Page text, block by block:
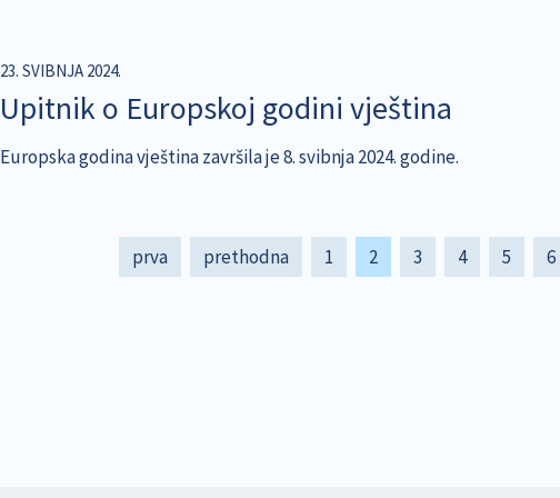
23. SVIBNJA 2024.
Upitnik o Europskoj godini vještina
Europska godina vještina završila je 8. svibnja 2024. godine.
First
page
prva
Previous
page
prethodna Page
1
Current
page
2 Page
3 Page
4 Page
5 6